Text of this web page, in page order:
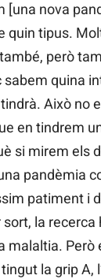
[una nova
quin tipus.
però
quina
Això no
en tindrem
si mirem els
pandèmia
patiment i
la recerca
malaltia. Però
la grip A,